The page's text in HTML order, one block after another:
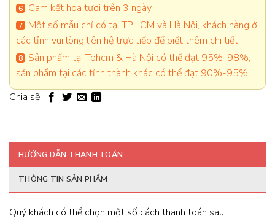
Cam kết hoa tươi trên 3 ngày
Một số mẫu chỉ có tại TPHCM và Hà Nội, khách hàng ở
các tỉnh vui lòng liên hệ trực tiếp để biết thêm chi tiết.
Sản phẩm tại Tphcm & Hà Nội có thể đạt 95%-98%,
sản phẩm tại các tỉnh thành khác có thể đạt 90%-95%
Chia sẽ:
HƯỚNG DẪN THANH TOÁN
THÔNG TIN SẢN PHẨM
Quý khách có thể chọn một số cách thanh toán sau: